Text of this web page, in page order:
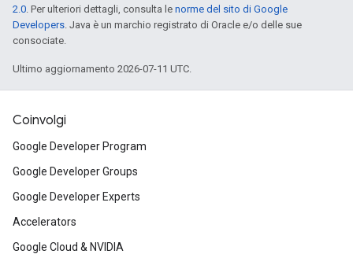
2.0 . Per ulteriori dettagli, consulta le norme del sito di Google
Developers . Java è un marchio registrato di Oracle e/o delle sue
consociate.
Ultimo aggiornamento 2026-07-11 UTC.
Coinvolgi
Google Developer Program
Google Developer Groups
Google Developer Experts
Accelerators
Google Cloud & NVIDIA